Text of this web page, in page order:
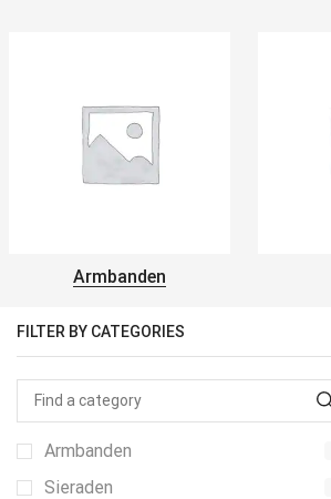
Armbanden
FILTER BY CATEGORIES
Armbanden
Sieraden